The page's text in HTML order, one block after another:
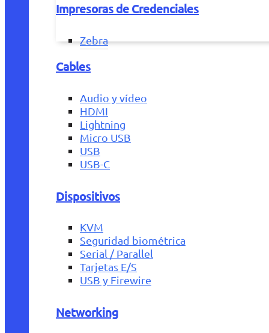
Impresoras de Credenciales
Zebra
Cables
Audio y vídeo
HDMI
Lightning
Micro USB
USB
USB-C
Dispositivos
KVM
Seguridad biométrica
Serial / Parallel
Tarjetas E/S
USB y Firewire
Networking